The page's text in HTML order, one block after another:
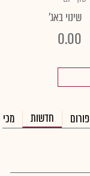
שינוי באג'
0.00
פורום חדשות